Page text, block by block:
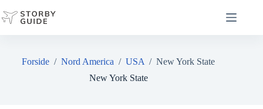
til
indhold
Forside /Nord America /USA /New York State
New York State